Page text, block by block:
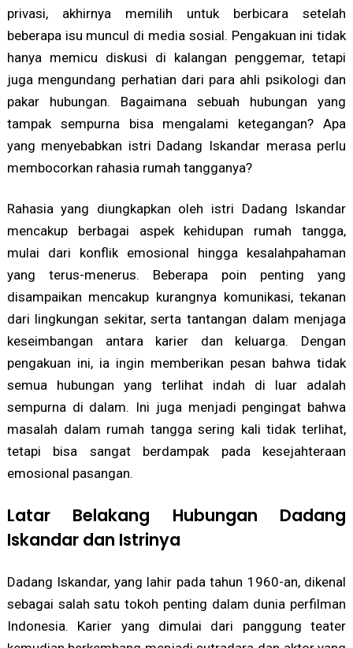
privasi, akhirnya memilih untuk berbicara setelah
beberapa isu muncul di media sosial. Pengakuan ini tidak
hanya memicu diskusi di kalangan penggemar, tetapi
juga mengundang perhatian dari para ahli psikologi dan
pakar hubungan. Bagaimana sebuah hubungan yang
tampak sempurna bisa mengalami ketegangan? Apa
yang menyebabkan istri Dadang Iskandar merasa perlu
membocorkan rahasia rumah tangganya?
Rahasia yang diungkapkan oleh istri Dadang Iskandar
mencakup berbagai aspek kehidupan rumah tangga,
mulai dari konflik emosional hingga kesalahpahaman
yang terus-menerus. Beberapa poin penting yang
disampaikan mencakup kurangnya komunikasi, tekanan
dari lingkungan sekitar, serta tantangan dalam menjaga
keseimbangan antara karier dan keluarga. Dengan
pengakuan ini, ia ingin memberikan pesan bahwa tidak
semua hubungan yang terlihat indah di luar adalah
sempurna di dalam. Ini juga menjadi pengingat bahwa
masalah dalam rumah tangga sering kali tidak terlihat,
tetapi bisa sangat berdampak pada kesejahteraan
emosional pasangan.
Latar Belakang Hubungan Dadang
Iskandar dan Istrinya
Dadang Iskandar, yang lahir pada tahun 1960-an, dikenal
sebagai salah satu tokoh penting dalam dunia perfilman
Indonesia. Karier yang dimulai dari panggung teater